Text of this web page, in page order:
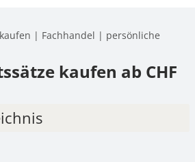
| Fachhandel | persönliche
kaufen ab CHF
für Waagenprüfung,